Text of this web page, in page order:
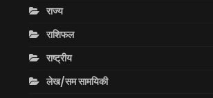
राज्य
राशिफल
राष्ट्रीय
लेख/सम सामयिकी